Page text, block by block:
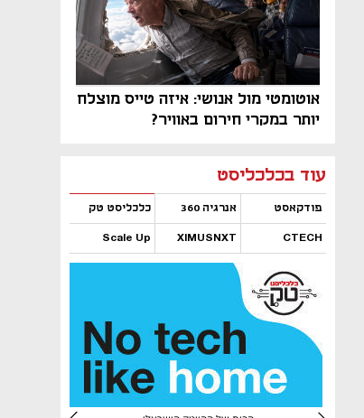
אוטומטי מול אנושי: איזה טייס מוצלח
יותר במקרי חירום באוויר?
עוד בכלכליסט
פודקאסט אנרגיה 360 כלכליסט טק
CTECH
XIMUSNXT
Scale Up
נפתח בכרטיסייה חדשה
נפתח בכרטיסייה חדשה